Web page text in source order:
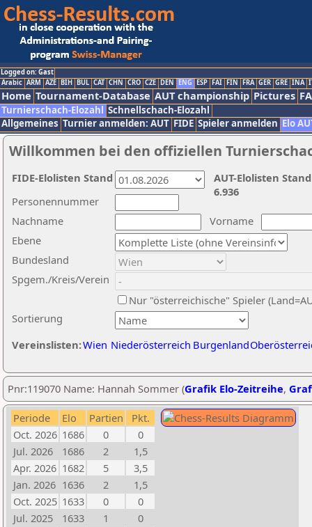
Logged on: Gast
Arabic ARM AZE BIH BUL CAT CHN CRO CZE DEN ENG ESP FAI FIN FRA GER GRE INA
Home Tournament-Database AUT championship Pictures
Turnierschach-Elozahl Schnellschach-Elozahl
Allgemeines Turnier anmelden: AUT FIDE Spieler anmelden Elo
Willkommen bei den offiziellen
Nachname
Vorname
Ebene
Sortierung
Personennummer
Bundesland
Spgem./Kreis/Verein
Nur "österreichische" Spieler
Vereinslisten:Wien Niederösterreich Burgenland
AUT-Elolisten
6.936
FIDE-Elolisten Stand
Pnr:119070 Name: Hannah Sommer (Grafik Elo-Zeitreihe,
Periode Elo Partien
Pkt.
Oct. 2026 1686 0
0
Jul. 2026
1686 2
1,5
Apr. 2026 1682 5
3,5
Jan. 2026 1636 2
1,5
Oct. 2025 1633 0
0
Jul. 2025
1633 1
0